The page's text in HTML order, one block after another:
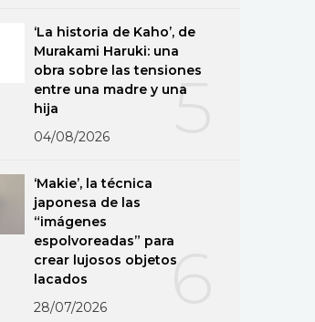
5
‘La historia de Kaho’, de
Murakami Haruki: una
obra sobre las tensiones
entre una madre y una
hija
04/08/2026
6
‘Makie’, la técnica
japonesa de las
“imágenes
espolvoreadas” para
crear lujosos objetos
lacados
28/07/2026